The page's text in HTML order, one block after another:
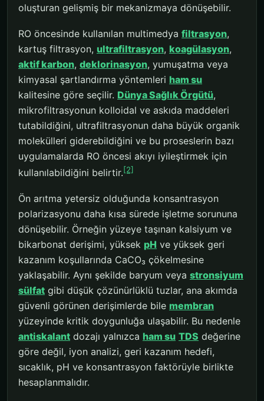
oluşturan gelişmiş bir mekanizmaya dönüşebilir.
RO öncesinde kullanılan multimedya filtrasyon,
kartuş filtrasyon, ultrafiltrasyon, koagülasyon,
aktif karbon, deklorinasyon, yumuşatma veya
kimyasal şartlandırma yöntemleri ham su
kalitesine göre seçilir. Dünya Sağlık Örgütü,
mikrofiltrasyonun kolloidal ve askıda maddeleri
tutabildiğini, ultrafiltrasyonun daha büyük organik
molekülleri giderebildiğini ve bu proseslerin bazı
uygulamalarda RO öncesi akıyı iyileştirmek için
kullanılabildiğini belirtir.[2]
Ön arıtma yetersiz olduğunda konsantrasyon
polarizasyonu daha kısa sürede işletme sorununa
dönüşebilir. Örneğin yüzeye taşınan kalsiyum ve
bikarbonat derişimi, yüksek pH ve yüksek geri
kazanım koşullarında CaCO₃ çökelmesine
yaklaşabilir. Aynı şekilde baryum veya stronsiyum
sülfat gibi düşük çözünürlüklü tuzlar, ana akımda
güvenli görünen derişimlerde bile membran
yüzeyinde kritik doygunluğa ulaşabilir. Bu nedenle
antiskalant dozajı yalnızca ham su TDS değerine
göre değil, iyon analizi, geri kazanım hedefi,
sıcaklık, pH ve konsantrasyon faktörüyle birlikte
hesaplanmalıdır.